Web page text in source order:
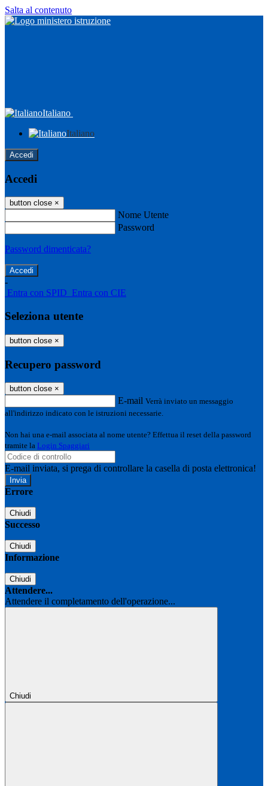
Salta al contenuto
Italiano
Italiano
Accedi
Accedi
button close ×
Nome Utente
Password
Password dimenticata?
-
Entra con SPID Entra con CIE
Seleziona utente
button close ×
Recupero password
button close ×
E-mail Verrà inviato un messaggio
all'indirizzo indicato con le istruzioni necessarie.
Non hai una e-mail associata al nome utente? Effettua il reset della password
tramite la Login Spaggiari
E-mail inviata, si prega di controllare la casella di posta elettronica!
Errore
Chiudi
Successo
Chiudi
Informazione
Chiudi
Attendere...
Attendere il completamento dell'operazione...
Chiudi